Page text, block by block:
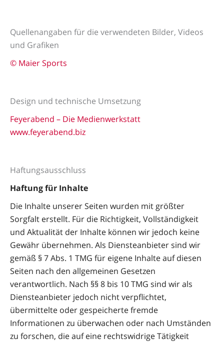
Quellenangaben für die verwendeten Bilder, Videos
und Grafiken
© Maier Sports
Design und technische Umsetzung
Feyerabend – Die Medienwerkstatt
www.feyerabend.biz
Haftungsausschluss
Haftung für Inhalte
Die Inhalte unserer Seiten wurden mit größter
Sorgfalt erstellt. Für die Richtigkeit, Vollständigkeit
und Aktualität der Inhalte können wir jedoch keine
Gewähr übernehmen. Als Diensteanbieter sind wir
gemäß § 7 Abs. 1 TMG für eigene Inhalte auf diesen
Seiten nach den allgemeinen Gesetzen
verantwortlich. Nach §§ 8 bis 10 TMG sind wir als
Diensteanbieter jedoch nicht verpflichtet,
übermittelte oder gespeicherte fremde
Informationen zu überwachen oder nach Umständen
zu forschen, die auf eine rechtswidrige Tätigkeit